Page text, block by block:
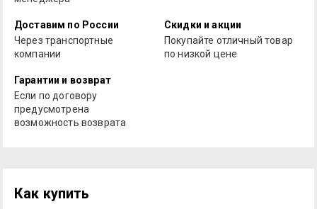
Доставим по России
Через транспортные
компании
Скидки и акции
Покупайте отличный товар
по низкой цене
Гарантии и возврат
Если по договору
предусмотрена
возможность возврата
Как купить